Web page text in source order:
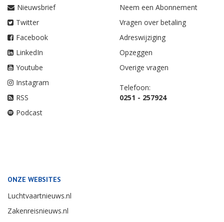
Nieuwsbrief
Twitter
Facebook
LinkedIn
Youtube
Instagram
RSS
Podcast
Neem een Abonnement
Vragen over betaling
Adreswijziging
Opzeggen
Overige vragen
Telefoon:
0251 - 257924
ONZE WEBSITES
Luchtvaartnieuws.nl
Zakenreisnieuws.nl